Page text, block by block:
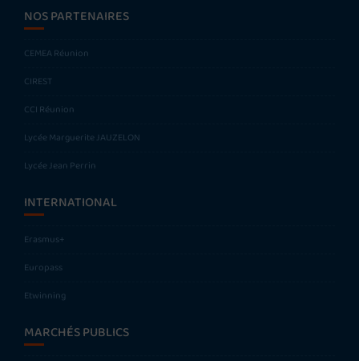
NOS PARTENAIRES
CEMEA Réunion
CIREST
CCI Réunion
Lycée Marguerite JAUZELON
Lycée Jean Perrin
INTERNATIONAL
Erasmus+
Europass
Etwinning
MARCHÉS PUBLICS